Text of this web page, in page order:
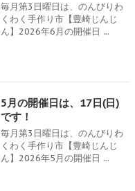
毎月第3日曜日は、のんびりわ
くわく手作り市【豊崎じんじ
ん】2026年6月の開催日 ...
5月の開催日は、17日(日)
です！
毎月第3日曜日は、のんびりわ
くわく手作り市【豊崎じんじ
ん】2026年5月の開催日 ...